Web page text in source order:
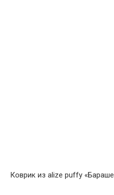
Коврик из alize puffy